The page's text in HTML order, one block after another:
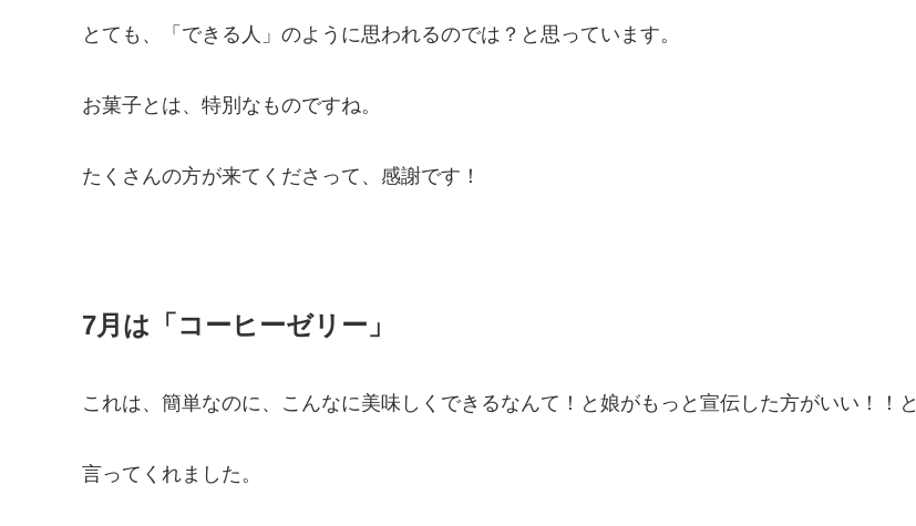
とても、「できる人」のように思われるのでは？と思っています。
お菓子とは、特別なものですね。
たくさんの方が来てくださって、感謝です！
7月は「コーヒーゼリー」
これは、簡単なのに、こんなに美味しくできるなんて！と娘がもっと宣伝した方がいい！！と
言ってくれました。